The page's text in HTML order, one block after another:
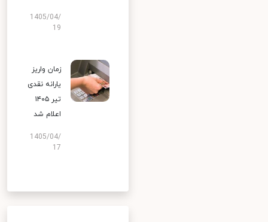
1405/04/
19
زمان واریز
یارانه نقدی
تیر ۱۴۰۵
اعلام شد
1405/04/
17